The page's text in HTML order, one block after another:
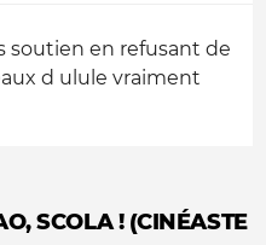
soutien en refusant de
d ulule vraiment
SCOLA ! (CINÉASTE